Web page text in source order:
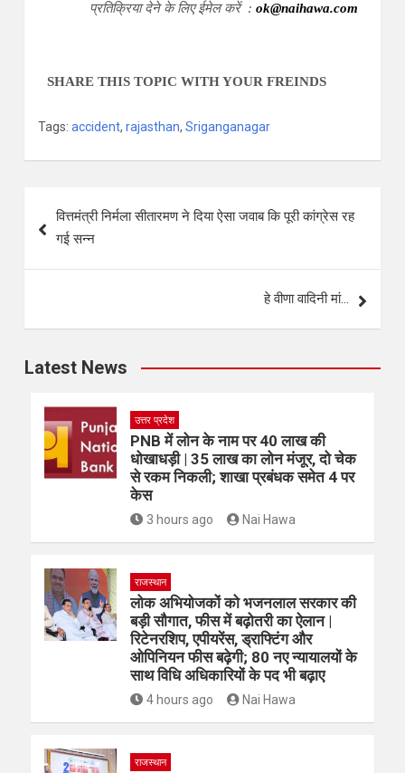
प्रतिक्रिया देने के लिए ईमेल करें : ok@naihawa.com
SHARE THIS TOPIC WITH YOUR FREINDS
Tags: accident, rajasthan, Sriganganagar
वित्तमंत्री निर्मला सीतारमण ने दिया ऐसा जवाब कि पूरी कांग्रेस रह
गई सन्न
हे वीणा वादिनी मां…
Latest News
उत्तर प्रदेश
PNB में लोन के नाम पर 40 लाख की
धोखाधड़ी | 35 लाख का लोन मंजूर, दो चेक
से रकम निकली; शाखा प्रबंधक समेत 4 पर
केस
3 hours ago Nai Hawa
राजस्थान
लोक अभियोजकों को भजनलाल सरकार की
बड़ी सौगात, फीस में बढ़ोतरी का ऐलान |
रिटेनरशिप, एपीयरेंस, ड्राफ्टिंग और
ओपिनियन फीस बढ़ेगी; 80 नए न्यायालयों के
साथ विधि अधिकारियों के पद भी बढ़ाए
4 hours ago Nai Hawa
राजस्थान